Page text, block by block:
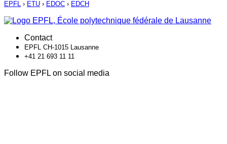
EPFL › ETU › EDOC › EDCH
Contact
EPFL CH-1015 Lausanne
+41 21 693 11 11
Follow EPFL on social media